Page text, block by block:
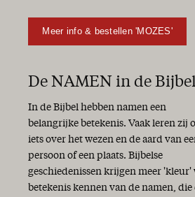
Meer info & bestellen 'MOZES'
De NAMEN in de
In de Bijbel hebben namen een
belangrijke betekenis. Vaak leren zij
iets over het wezen en de aard van
persoon of een plaats. Bijbelse
geschiedenissen krijgen meer 'kleur'
betekenis kennen van de namen,